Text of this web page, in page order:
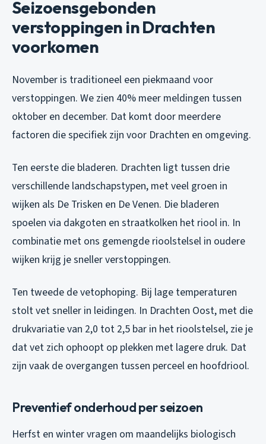
Seizoensgebonden
verstoppingen in Drachten
voorkomen
November is traditioneel een piekmaand voor
verstoppingen. We zien 40% meer meldingen tussen
oktober en december. Dat komt door meerdere
factoren die specifiek zijn voor Drachten en omgeving.
Ten eerste die bladeren. Drachten ligt tussen drie
verschillende landschapstypen, met veel groen in
wijken als De Trisken en De Venen. Die bladeren
spoelen via dakgoten en straatkolken het riool in. In
combinatie met ons gemengde rioolstelsel in oudere
wijken krijg je sneller verstoppingen.
Ten tweede de vetophoping. Bij lage temperaturen
stolt vet sneller in leidingen. In Drachten Oost, met die
drukvariatie van 2,0 tot 2,5 bar in het rioolstelsel, zie je
dat vet zich ophoopt op plekken met lagere druk. Dat
zijn vaak de overgangen tussen perceel en hoofdriool.
Preventief onderhoud per seizoen
Herfst en winter vragen om maandelijks biologisch